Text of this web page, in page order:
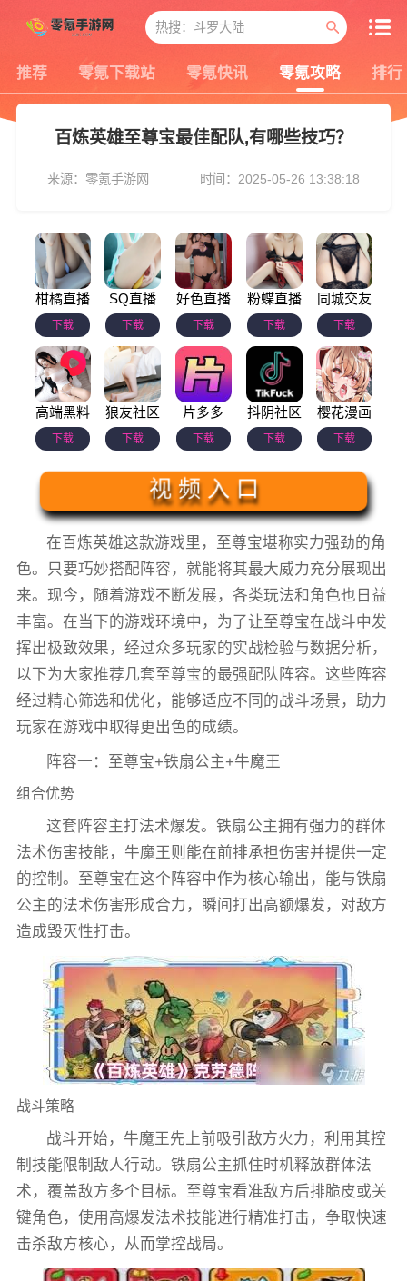
推荐 零氪下载站 零氪快讯 零氪攻略 排行
百炼英雄至尊宝最佳配队,有哪些技巧？
来源：零氪手游网 时间：2025-05-26 13:38:18
柑橘直播
下载
SQ直播
下载
好色直播
下载
粉蝶直播
下载
同城交友
下载
高端黑料
下载
狼友社区
下载
片多多
下载
抖阴社区
下载
樱花漫画
下载
视 频 入 口
在百炼英雄这款游戏里，至尊宝堪称实力强劲的角
色。只要巧妙搭配阵容，就能将其最大威力充分展现出
来。现今，随着游戏不断发展，各类玩法和角色也日益
丰富。在当下的游戏环境中，为了让至尊宝在战斗中发
挥出极致效果，经过众多玩家的实战检验与数据分析，
以下为大家推荐几套至尊宝的最强配队阵容。这些阵容
经过精心筛选和优化，能够适应不同的战斗场景，助力
玩家在游戏中取得更出色的成绩。
阵容一：至尊宝+铁扇公主+牛魔王
组合优势
这套阵容主打法术爆发。铁扇公主拥有强力的群体
法术伤害技能，牛魔王则能在前排承担伤害并提供一定
的控制。至尊宝在这个阵容中作为核心输出，能与铁扇
公主的法术伤害形成合力，瞬间打出高额爆发，对敌方
造成毁灭性打击。
战斗策略
战斗开始，牛魔王先上前吸引敌方火力，利用其控
制技能限制敌人行动。铁扇公主抓住时机释放群体法
术，覆盖敌方多个目标。至尊宝看准敌方后排脆皮或关
键角色，使用高爆发法术技能进行精准打击，争取快速
击杀敌方核心，从而掌控战局。